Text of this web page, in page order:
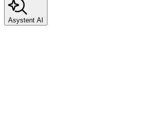
Asystent AI